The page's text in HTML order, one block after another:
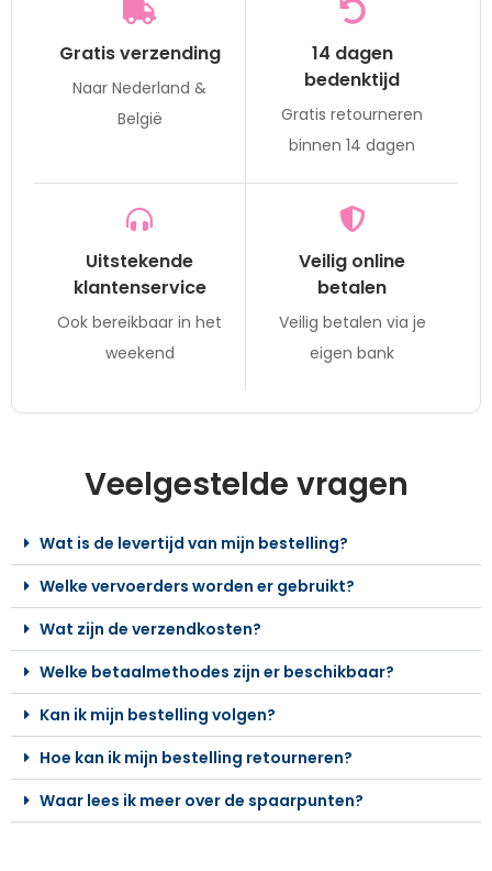
Gratis verzending
Naar Nederland &
België
14 dagen
bedenktijd
Gratis retourneren
binnen 14 dagen
Uitstekende
klantenservice
Ook bereikbaar in het
weekend
Veilig online
betalen
Veilig betalen via je
eigen bank
Veelgestelde vragen
Wat is de levertijd van mijn bestelling?
Welke vervoerders worden er gebruikt?
Wat zijn de verzendkosten?
Welke betaalmethodes zijn er beschikbaar?
Kan ik mijn bestelling volgen?
Hoe kan ik mijn bestelling retourneren?
Waar lees ik meer over de spaarpunten?